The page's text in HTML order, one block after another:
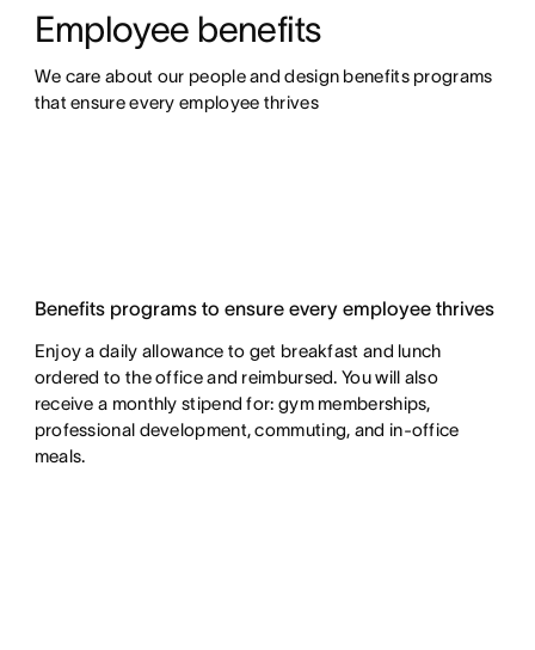
Employee benefits
We care about our people and design benefits programs
that ensure every employee thrives
Benefits programs to ensure every employee thrives
Enjoy a daily allowance to get breakfast and lunch
ordered to the office and reimbursed. You will also
receive a monthly stipend for: gym memberships,
professional development, commuting, and in-office
meals.